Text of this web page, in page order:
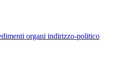
organi indirizzo-politico